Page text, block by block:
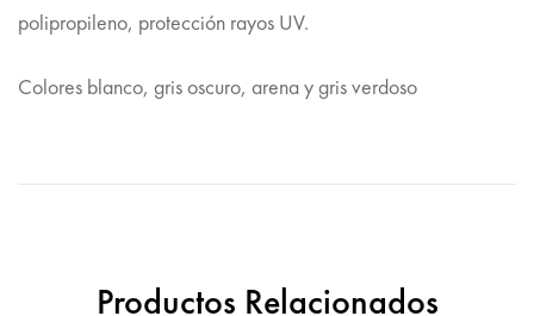
polipropileno, protección rayos UV.
Colores blanco, gris oscuro, arena y gris verdoso
Productos Relacionados